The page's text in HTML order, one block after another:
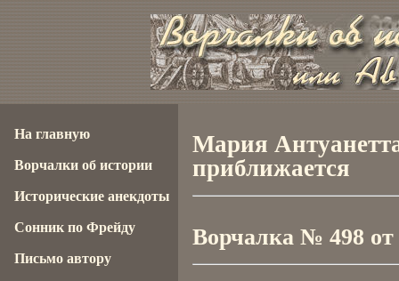
Мария
приближается
Ворчалка № 498 от
На главную
Ворчалки об истории
Исторические анекдоты
Сонник по Фрейду
Письмо автору